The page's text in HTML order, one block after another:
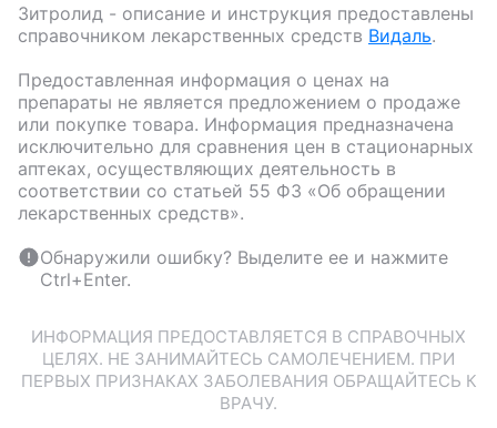
Зитролид - описание и инструкция предоставлены
справочником лекарственных средств Видаль.
Предоставленная информация о ценах на
препараты не является предложением о продаже
или покупке товара. Информация предназначена
исключительно для сравнения цен в стационарных
аптеках, осуществляющих деятельность в
соответствии со статьей 55 ФЗ «Об обращении
лекарственных средств».
Обнаружили ошибку? Выделите ее и нажмите
Ctrl+Enter.
ИНФОРМАЦИЯ ПРЕДОСТАВЛЯЕТСЯ В СПРАВОЧНЫХ
ЦЕЛЯХ. НЕ ЗАНИМАЙТЕСЬ САМОЛЕЧЕНИЕМ. ПРИ
ПЕРВЫХ ПРИЗНАКАХ ЗАБОЛЕВАНИЯ ОБРАЩАЙТЕСЬ К
ВРАЧУ.